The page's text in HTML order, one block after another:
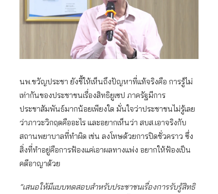
นพ.ขวัญประชา ยังชี้ให้เห็นถึงปัญหาที่แท้จริงคือ การรู้ไม่
เท่ากันของประชาชนเรื่องสิทธิยูเซป ภาครัฐมีการ
ประชาสัมพันธ์มากน้อยเพียงใด มั่นใจว่าประชาชนไม่รู้เลย
ว่าภาวะวิกฤตคืออะไร และอยากเห็นว่า สบส.เอาจริงกับ
สถานพยาบาลที่ทำผิด เช่น ลงโทษด้วยการปิดชั่วคราว ซึ่ง
สิ่งที่ทำอยู่คือการฟ้องแค่เอาผลทางแพ่ง อยากให้ฟ้องเป็น
คดีอาญาด้วย
“เสนอให้มีแบบทดสอบสำหรับประชาชนเรื่องการรับรู้สิทธิ